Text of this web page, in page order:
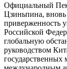
Официальный
Цзиньпина,
приверженность
Российской
глобальную
руководством
государственных